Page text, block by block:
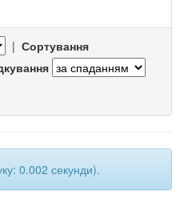
| Сортування
0.002 секунди).